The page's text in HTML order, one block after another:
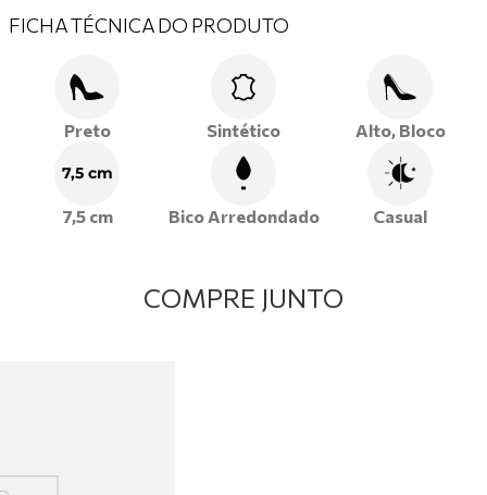
FICHA TÉCNICA DO PRODUTO
Preto Sintético Alto, Bloco
7,5 cm
7,5 cm Bico Arredondado Casual
COMPRE JUNTO